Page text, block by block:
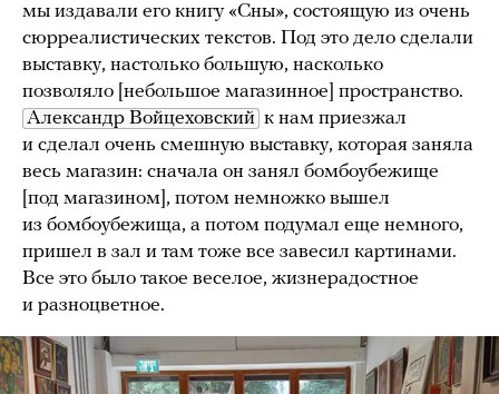
мы издавали его книгу «Сны», состоящую из очень
сюрреалистических текстов. Под это дело сделали
выставку, настолько большую, насколько
позволяло [небольшое магазинное] пространство.
Александр Войцеховский к нам приезжал
и сделал очень смешную выставку, которая заняла
весь магазин: сначала он занял бомбоубежище
[под магазином], потом немножко вышел
из бомбоубежища, а потом подумал еще немного,
пришел в зал и там тоже все завесил картинами.
Все это было такое веселое, жизнерадостное
и разноцветное.